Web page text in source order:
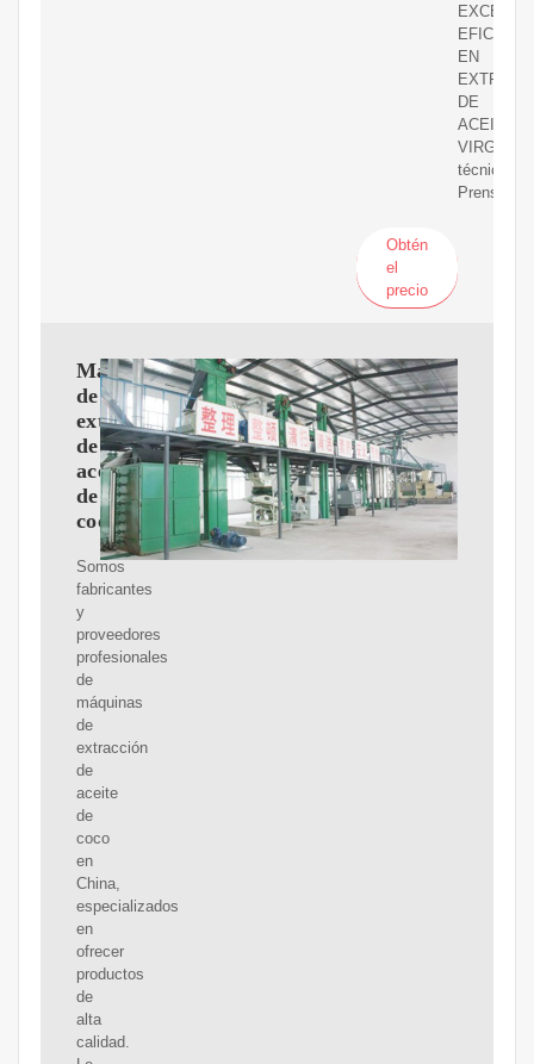
EFICAZ
EN
DE
ACEITE
técnicos
Prensa
Obtén
el
precio
Máquina
de
extracción
de
aceite
de
coco
Somos
fabricantes
y
proveedores
profesionales
de
máquinas
de
extracción
de
aceite
de
coco
en
China,
especializados
en
ofrecer
productos
de
alta
calidad.